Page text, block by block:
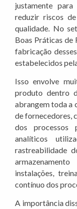
justamente
reduzir riscos
qualidade. No
Boas Práticas de
fabricação
estabelecidos
Isso envolve
produto dentro
abrangem toda a
de fornecedores,
dos processos
analíticos
rastreabilidade
instalações,
contínuo dos
A importância